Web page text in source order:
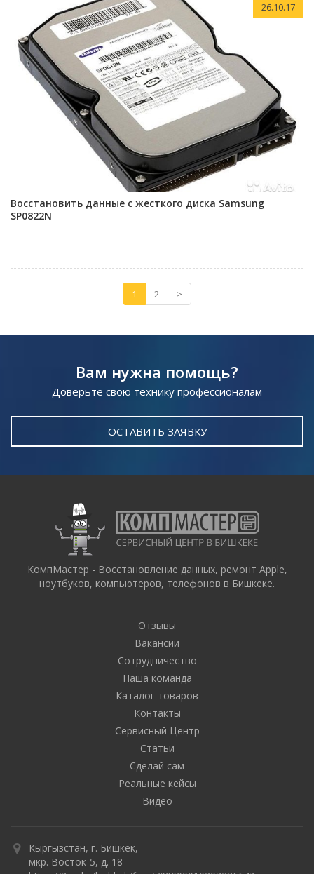
26.10.17
Восстановить данные с жесткого диска Samsung
SP0822N
1 2 >
Вам нужна помощь?
Доверьте свою технику профессионалам
ОСТАВИТЬ ЗАЯВКУ
КомпМастер - Восстановление данных, ремонт Apple,
ноутбуков, компьютеров, телефонов в Бишкеке.
Отзывы
Вакансии
Сотрудничество
Наша команда
Каталог товаров
Контакты
Сервисный Центр
Статьи
Сделай сам
Реальные кейсы
Видео
Кыргызстан, г. Бишкек,
мкр. Восток-5, д. 18